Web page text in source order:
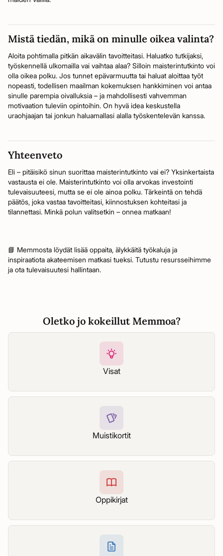
Mistä tiedän, mikä on minulle oikea valinta?
Aloita pohtimalla pitkän aikavälin tavoitteitasi. Haluatko tutkijaksi,
työskennellä ulkomailla vai vaihtaa alaa? Silloin maisterintutkinto voi
olla oikea polku. Jos tunnet epävarmuutta tai haluat aloittaa työt
nopeasti, todellisen maailman kokemuksen hankkiminen voi antaa
sinulle parempia oivalluksia – ja mahdollisesti vahvemman
motivaation tuleviin opintoihin. On hyvä idea keskustella
uraohjaajan tai jonkun haluamallasi alalla työskentelevän kanssa.
Yhteenveto
Eli – pitäisikö sinun suorittaa maisterintutkinto vai ei? Yksinkertaista
vastausta ei ole. Maisterintutkinto voi olla arvokas investointi
tulevaisuuteesi, mutta se ei ole ainoa polku. Tärkeintä on tehdä
päätös, joka vastaa tavoitteitasi, kiinnostuksen kohteitasi ja
tilannettasi. Minkä polun valitsetkin – onnea matkaan!
📘 Memmosta löydät lisää oppaita, älykkäitä työkaluja ja
inspiraatiota akateemisen matkasi tueksi. Tutustu resursseihimme
ja ota tulevaisuutesi hallintaan.
Oletko jo kokeillut Memmoa?
Visat
Muistikortit
Oppikirjat